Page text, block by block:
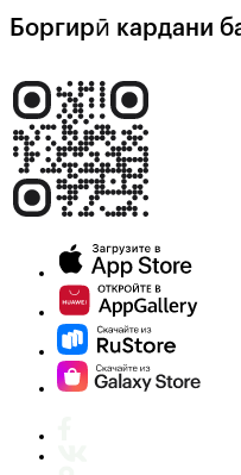
Боргирӣ кардани